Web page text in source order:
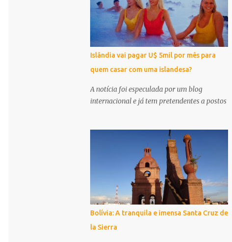
Islândia vai pagar U$ 5mil por mês para
quem casar com uma islandesa?
A notícia foi especulada por um blog
internacional e já tem pretendentes a postos
Bolívia: A tranquila e imensa Santa Cruz de
la Sierra